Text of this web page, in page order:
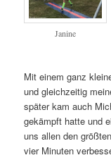
Janine
Mit einem ganz
und gleichzeitig
später kam auch
gekämpft hatte und
uns allen den
vier Minuten